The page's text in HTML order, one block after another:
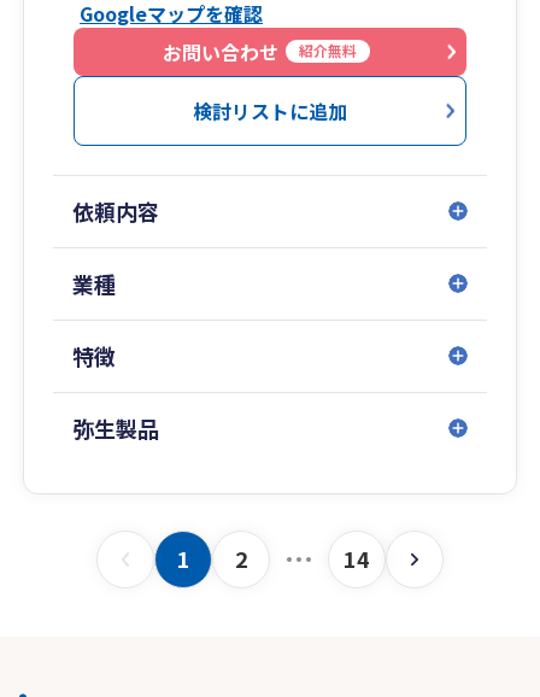
Googleマップを確認
お問い合わせ
紹介無料
検討リストに追加
依頼内容
業種
特徴
弥生製品
1 2 14